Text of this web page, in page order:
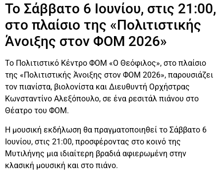
Το Σάββατο 6 Ιουνίου, στις 21:00,
στο πλαίσιο της «Πολιτιστικής
Άνοιξης στον ΦΟΜ 2026»
Το Πολιτιστικό Κέντρο ΦΟΜ «Ο Θεόφιλος», στο πλαίσιο
της «Πολιτιστικής Άνοιξης στον ΦΟΜ 2026», παρουσιάζει
τον πιανίστα, βιολονίστα και Διευθυντή Ορχήστρας
Κωνσταντίνο Αλεξόπουλο, σε ένα ρεσιτάλ πιάνου στο
Θέατρο του ΦΟΜ.
Η μουσική εκδήλωση θα πραγματοποιηθεί το Σάββατο 6
Ιουνίου, στις 21:00, προσφέροντας στο κοινό της
Μυτιλήνης μια ιδιαίτερη βραδιά αφιερωμένη στην
κλασική μουσική και στο πιάνο.